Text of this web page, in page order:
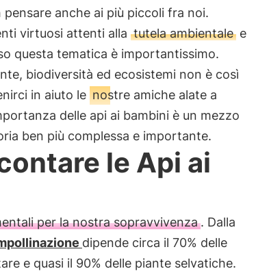
anche ai più piccoli fra noi.
virtuosi attenti alla tutela ambientalee
questa tematica è importantissimo.
biodiversità ed ecosistemi non è così
in aiuto le nostre amiche alate a
delle api ai bambini è un mezzo
ben più complessa e importante.
le Api ai
per la nostra sopravvivenza. Dalla
dipende circa il 70% delle
e quasi il 90% delle piante selvatiche.